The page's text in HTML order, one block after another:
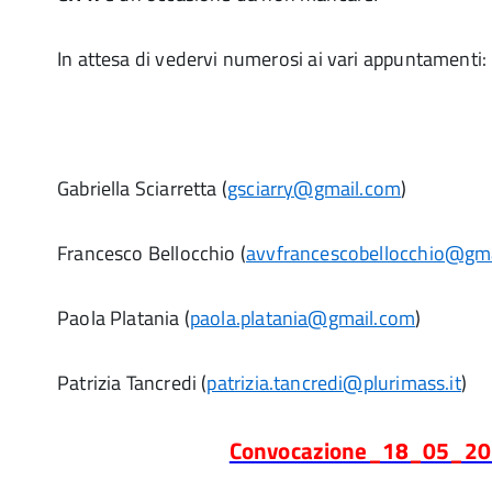
In attesa di vedervi numerosi ai vari appuntamenti:
Gabriella Sciarretta (gsciarry@gmail.com)
Francesco Bellocchio (
Paola Platania (paola.platania@gmail.com)
Patrizia Tancredi (patrizia.tancredi@plurimass.it)